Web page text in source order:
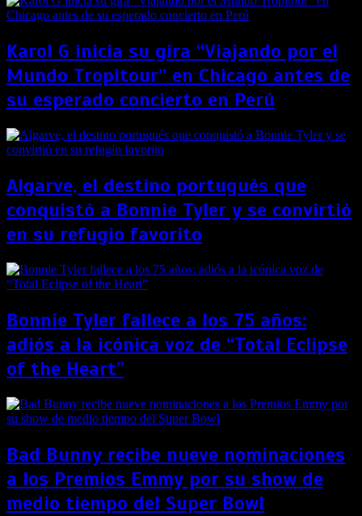
Karol G inicia su gira “Viajando por el
Mundo Tropitour” en Chicago antes de
su esperado concierto en Perú
Algarve, el destino portugués que
conquistó a Bonnie Tyler y se convirtió
en su refugio favorito
Bonnie Tyler fallece a los 75 años:
adiós a la icónica voz de “Total Eclipse
of the Heart”
Bad Bunny recibe nueve nominaciones
a los Premios Emmy por su show de
medio tiempo del Super Bowl